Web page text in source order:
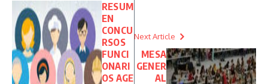
RESUM
EN
CONCU
RSOS
FUNCI
ONARI
OS AGE
Next Article
MESA
GENER
AL